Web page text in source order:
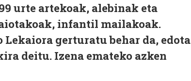
urte artekoak, alebinak eta
infantil mailakoak.
gerturatu behar da, edota
deitu. Izena emateko azken